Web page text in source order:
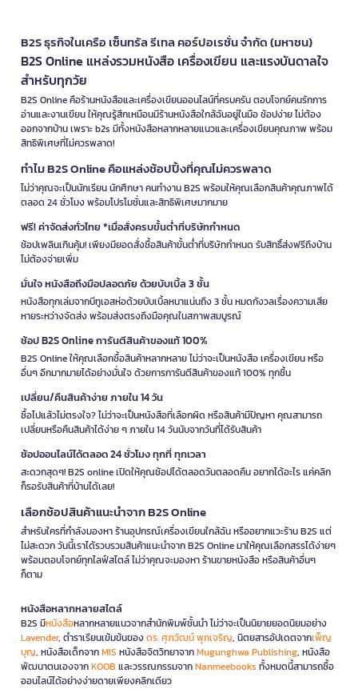
B2S ธุรกิจในเครือ เซ็นทรัล รีเทล คอร์ปอเรชั่น จำกัด (มหาชน)
B2S Online แหล่งรวมหนังสือ เครื่องเขียน และแรงบันดาลใจ
สำหรับทุกวัย
B2S Online คือร้านหนังสือและเครื่องเขียนออนไลน์ที่ครบครัน ตอบโจทย์คนรักการ
อ่านและงานเขียน ให้คุณรู้สึกเหมือนมีร้านหนังสือใกล้ฉันอยู่ในมือ ช้อปง่าย ไม่ต้อง
ออกจากบ้าน เพราะ b2s มีทั้งหนังสือหลากหลายแนวและเครื่องเขียนคุณภาพ พร้อม
สิทธิพิเศษที่ไม่ควรพลาด!
ทำไม B2S Online คือแหล่งช้อปปิ้งที่คุณไม่ควรพลาด
ไม่ว่าคุณจะเป็นนักเรียน นักศึกษา คนทำงาน B2S พร้อมให้คุณเลือกสินค้าคุณภาพได้
ตลอด 24 ชั่วโมง พร้อมโปรโมชั่นและสิทธิพิเศษมากมาย
ฟรี! ค่าจัดส่งทั่วไทย *เมื่อสั่งครบขั้นต่ำที่บริษัทกำหนด
ช้อปเพลินเกินคุ้ม! เพียงมียอดสั่งซื้อสินค้าขั้นต่ำที่บริษัทกำหนด รับสิทธิ์ส่งฟรีถึงบ้าน
ไม่ต้องจ่ายเพิ่ม
มั่นใจ หนังสือถึงมือปลอดภัย ด้วยบับเบิ้ล 3 ชั้น
หนังสือทุกเล่มจากบีทูเอสห่อด้วยบับเบิ้ลหนาแน่นถึง 3 ชั้น หมดกังวลเรื่องความเสีย
หายระหว่างจัดส่ง พร้อมส่งตรงถึงมือคุณในสภาพสมบูรณ์
ช้อป B2S Online การันตีสินค้าของแท้ 100%
B2S Online ให้คุณเลือกซื้อสินค้าหลากหลาย ไม่ว่าจะเป็นหนังสือ เครื่องเขียน หรือ
อื่นๆ อีกมากมายได้อย่างมั่นใจ ด้วยการการันตีสินค้าของแท้ 100% ทุกชิ้น
เปลี่ยน/คืนสินค้าง่าย ภายใน 14 วัน
ซื้อไปแล้วไม่ตรงใจ? ไม่ว่าจะเป็นหนังสือที่เลือกผิด หรือสินค้ามีปัญหา คุณสามารถ
เปลี่ยนหรือคืนสินค้าได้ง่าย ๆ ภายใน 14 วันนับจากวันที่ได้รับสินค้า
ช้อปออนไลน์ได้ตลอด 24 ชั่วโมง ทุกที่ ทุกเวลา
สะดวกสุดๆ! B2S online เปิดให้คุณช้อปได้ตลอดวันตลอดคืน อยากได้อะไร แค่คลิก
ก็รอรับสินค้าที่บ้านได้เลย!
เลือกช้อปสินค้าแนะนำจาก B2S Online
สำหรับใครที่กำลังมองหา ร้านอุปกรณ์เครื่องเขียนใกล้ฉัน หรืออยากแวะร้าน B2S แต่
ไม่สะดวก วันนี้เราได้รวบรวมสินค้าแนะนำจาก B2S Online มาให้คุณเลือกสรรได้ง่ายๆ
พร้อมตอบโจทย์ทุกไลฟ์สไตล์ ไม่ว่าคุณจะมองหา ร้านขายหนังสือ หรือสินค้าอื่นๆ
ก็ตาม
หนังสือหลากหลายสไตล์
B2S มีหนังสือหลากหลายแนวจากสำนักพิมพ์ชั้นนำ ไม่ว่าจะเป็นนิยายยอดนิยมอย่าง
Lavender, ตำราเรียนเข้มข้นของดร. ศุภวัฒน์ พุกเจริญ, นิตยสารอัปเดตจากเพ็ญ
บุญ, หนังสือเด็กจากMIS หนังสือจิตวิทยาจากMugunghwa Publishing, หนังสือ
พัฒนาตนเองจากKOOB และวรรณกรรมจากNanmeebooks ทั้งหมดนี้สามารถซื้อ
ออนไลน์ได้อย่างง่ายดายเพียงคลิกเดียว